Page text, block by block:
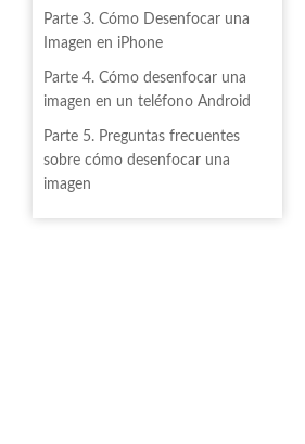
Parte 3. Cómo Desenfocar una
Imagen en iPhone
Parte 4. Cómo desenfocar una
imagen en un teléfono Android
Parte 5. Preguntas frecuentes
sobre cómo desenfocar una
imagen